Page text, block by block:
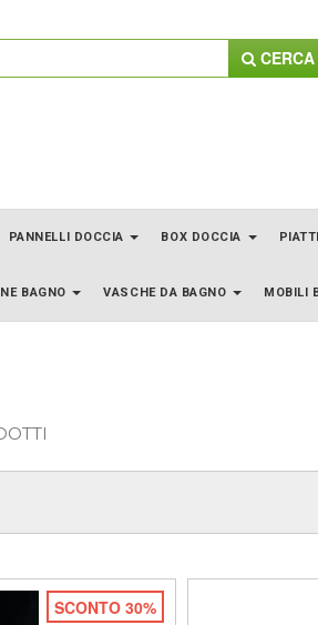
CERCA
PANNELLI DOCCIA BOX DOCCIA
BAGNO VASCHE DA BAGNO MOBILI
SCONTO 30%